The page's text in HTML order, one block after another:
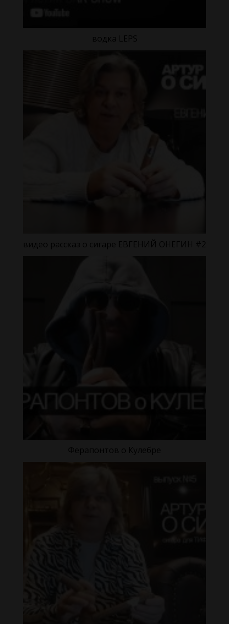
водка LEPS
видео рассказ о сигаре ЕВГЕНИЙ ОНЕГИН #2
Ферапонтов о Кулебре